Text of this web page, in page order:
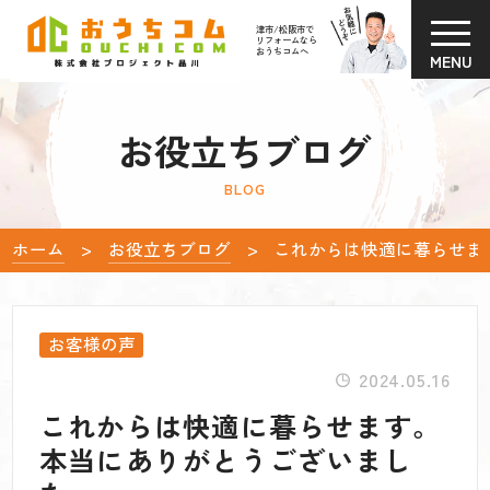
津市/松阪市で
リフォームなら
おうちコムへ
MENU
お役立ちブログ
BLOG
ホーム お役立ちブログ これからは快適に暮らせ
お客様の声
2024.05.16
これからは快適に暮らせます。
本当にありがとうございまし